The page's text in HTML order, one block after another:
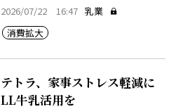
2026/07/22 16:47 乳業
消費拡大
テトラ、家事ストレス軽減に
LL牛乳活用を